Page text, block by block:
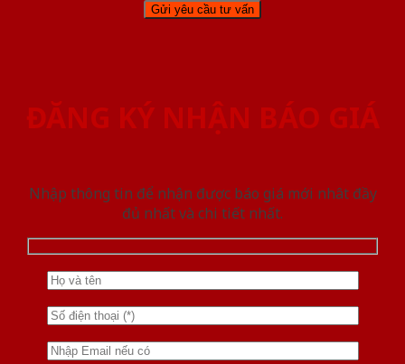
ĐĂNG KÝ NHẬN BÁO GIÁ
Nhập thông tin để nhận được báo giá mới nhât đầy
đủ nhất và chi tiết nhất.